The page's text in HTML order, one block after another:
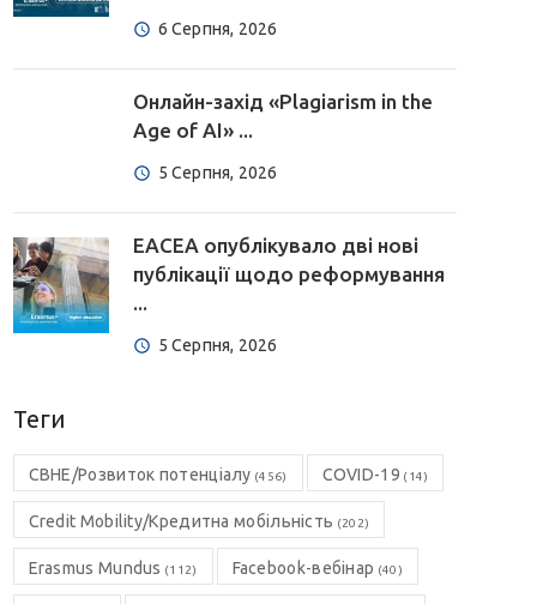
6 Серпня, 2026
Онлайн-захід «Plagiarism in the
Age of AI» ...
5 Серпня, 2026
EACEA опублікувало дві нові
публікації щодо реформування
...
5 Серпня, 2026
Теги
CBHE/Розвиток потенціалу (456) COVID-19 (14)
Credit Mobility/Кредитна мобільність (202)
Erasmus Mundus (112) Facebook-вебінар (40)